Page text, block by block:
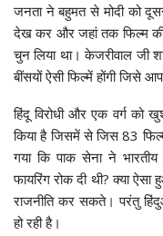
जनता ने बहुमत से मोदी को
देख कर और जहां तक फिल्म की
चुन लिया था। केजरीवाल जी
बींसयों ऐसी फिल्में होंगी जिसे
हिंदू विरोधी और एक वर्ग
किया है जिसमें से जिस 83
गया कि पाक सेना ने
फायरिंग रोक दी थी? क्या
राजनीति कर सकते। परंतु
हो रही है।